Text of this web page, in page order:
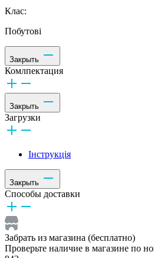
Клас:
Побутові
Закрыть
Комлпектация
Закрыть
Загрузки
Інструкція
Закрыть
Способы доставки
Забрать из магазина (бесплатно)
Проверьте наличие в магазине по